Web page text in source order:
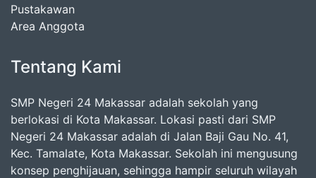
Pustakawan
Area Anggota
Tentang Kami
SMP Negeri 24 Makassar adalah sekolah yang
berlokasi di Kota Makassar. Lokasi pasti dari SMP
Negeri 24 Makassar adalah di Jalan Baji Gau No. 41,
Kec. Tamalate, Kota Makassar. Sekolah ini mengusung
konsep penghijauan, sehingga hampir seluruh wilayah